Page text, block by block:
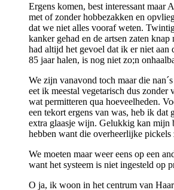
Ergens komen, best interessant maar
met of zonder hobbezakken en
dat we niet alles vooraf weten.
kanker gehad en de artsen zaten
had altijd het gevoel dat ik er niet aan
85 jaar halen, is nog niet zo;n
We zijn vanavond toch maar die
eet ik meestal vegetarisch dus zonder
wat permitteren qua hoeveelheden.
een tekort ergens van was, heb ik dat
extra glaasje wijn. Gelukkig kan mijn
hebben want die overheerlijke pickels
We moeten maar weer eens op een
want het systeem is niet ingesteld op
O ja, ik woon in het centrum van